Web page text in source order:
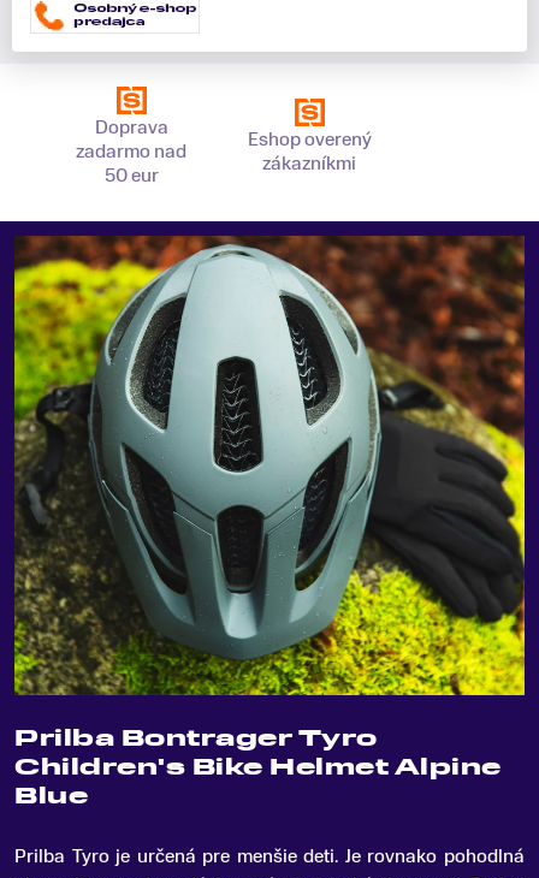
Doprava
zadarmo nad
50 eur
Eshop overený
zákazníkmi
Prilba Bontrager Tyro
Children's Bike Helmet Alpine
Blue
Prilba Tyro je určená pre menšie deti. Je rovnako pohodlná